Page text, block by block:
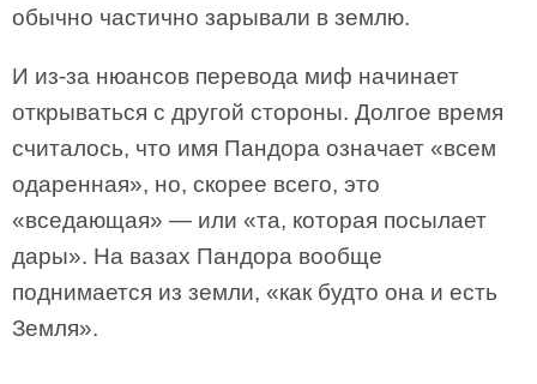
обычно частично зарывали в землю.
И из-за нюансов перевода миф начинает
открываться с другой стороны. Долгое время
считалось, что имя Пандора означает «всем
одаренная», но, скорее всего, это
«вседающая» — или «та, которая посылает
дары». На вазах Пандора вообще
поднимается из земли, «как будто она и есть
Земля».